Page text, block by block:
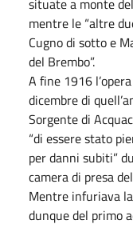
mentre le “altre
Cugno di sotto e
del Brembo”.
A fine 1916
dicembre di
Sorgente di
“di essere stato
per danni subiti”
camera di presa
Mentre infuriava
dunque del primo